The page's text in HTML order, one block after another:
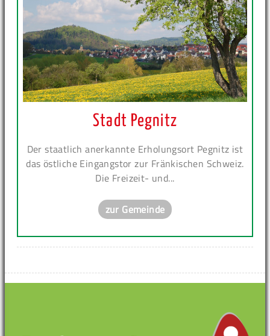
Stadt Pegnitz
Der staatlich anerkannte Erholungsort Pegnitz ist
das östliche Eingangstor zur Fränkischen Schweiz.
Die Freizeit- und...
zur Gemeinde